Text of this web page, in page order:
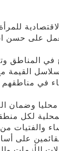
على حسن
المناطق
القيمة
في
وضمان
لكل
والفتيات
على